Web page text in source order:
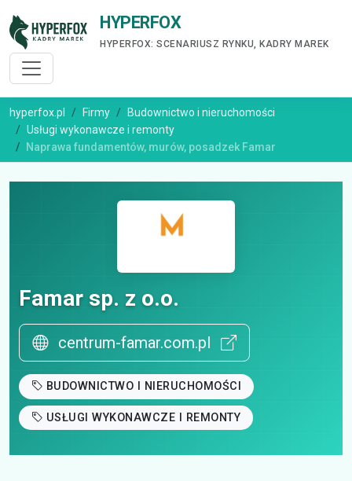
HYPERFOX
HYPERFOX: SCENARIUSZ RYNKU, KADRY MAREK
hyperfox.pl Firmy
Budownictwo i nieruchomości
Usługi wykonawcze i remonty
Naprawa fundamentów, murów, posadzek Famar
Famar sp. z o.o.
centrum-famar.com.pl
BUDOWNICTWO I NIERUCHOMOŚCI
USŁUGI WYKONAWCZE I REMONTY